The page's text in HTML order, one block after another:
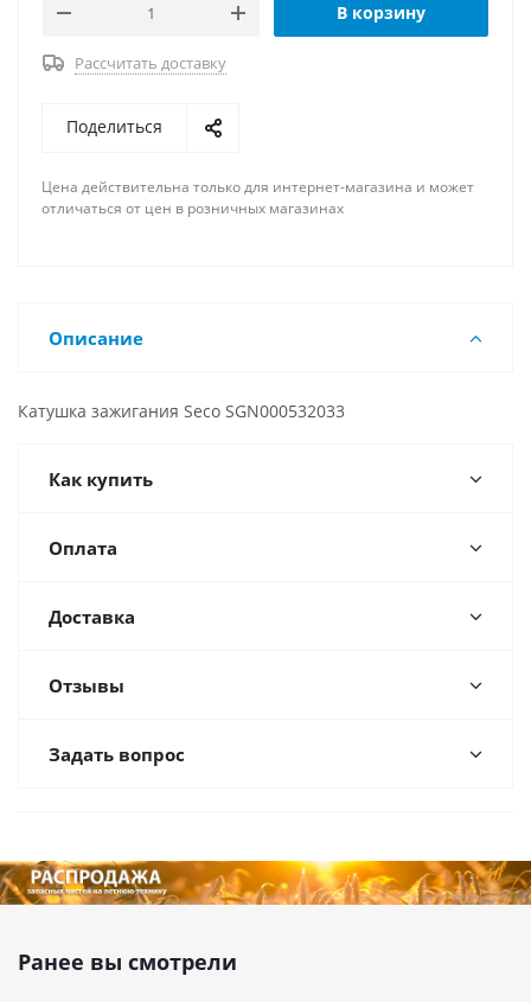
В корзину
Рассчитать доставку
Поделиться
Цена действительна только для интернет-магазина и может
отличаться от цен в розничных магазинах
Описание
Катушка зажигания Seco SGN000532033
Как купить
Оплата
Доставка
Отзывы
Задать вопрос
Ранее вы смотрели